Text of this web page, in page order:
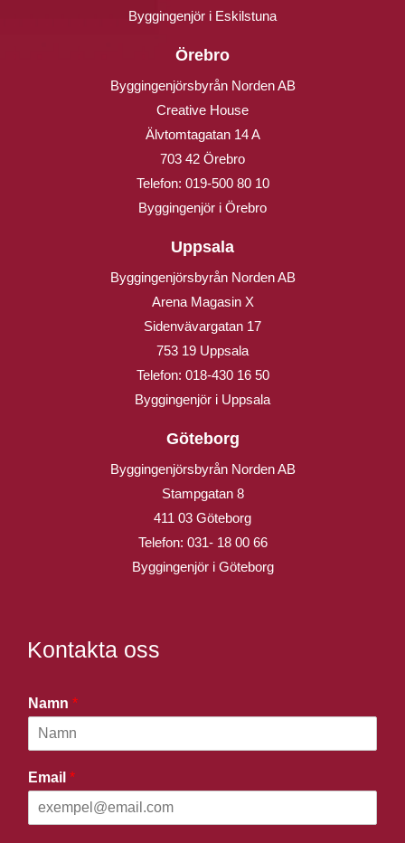
Byggingenjör i Eskilstuna
Örebro
Byggingenjörsbyrån Norden AB
Creative House
Älvtomtagatan 14 A
703 42 Örebro
Telefon: 019-500 80 10
Byggingenjör i Örebro
Uppsala
Byggingenjörsbyrån Norden AB
Arena Magasin X
Sidenvävargatan 17
753 19 Uppsala
Telefon: 018-430 16 50
Byggingenjör i Uppsala
Göteborg
Byggingenjörsbyrån Norden AB
Stampgatan 8
411 03 Göteborg
Telefon: 031- 18 00 66
Byggingenjör i Göteborg
Kontakta oss
Namn *
Email *